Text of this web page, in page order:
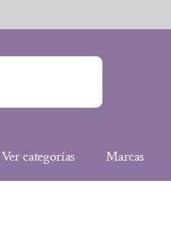
Ver categorías Marcas